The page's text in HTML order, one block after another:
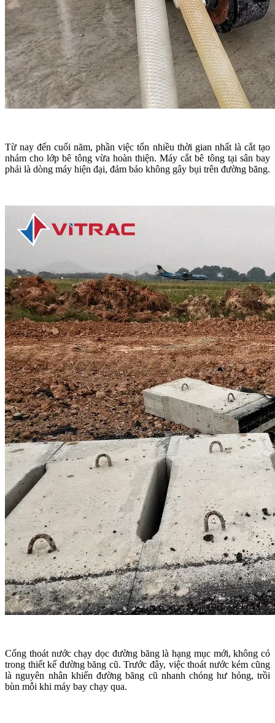
Từ nay đến cuối năm, phần việc tốn nhiều thời gian nhất là cắt tạo
nhám cho lớp bê tông vừa hoàn thiện. Máy cắt bê tông tại sân bay
phải là dòng máy hiện đại, đảm bảo không gây bụi trên đường băng.
Cống thoát nước chạy dọc đường băng là hạng mục mới, không có
trong thiết kế đường băng cũ. Trước đây, việc thoát nước kém cũng
là nguyên nhân khiến đường băng cũ nhanh chóng hư hỏng, trồi
bùn mỗi khi máy bay chạy qua.